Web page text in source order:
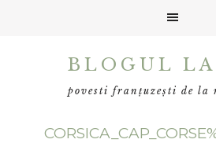
BLOGUL
povesti franțuzești de la